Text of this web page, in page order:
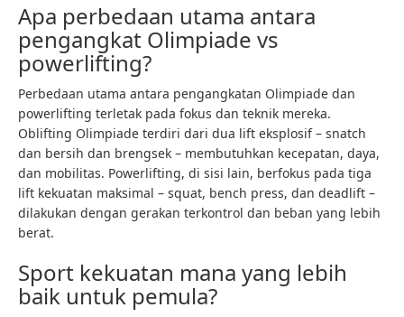
Apa perbedaan utama antara
pengangkat Olimpiade vs
powerlifting?
Perbedaan utama antara pengangkatan Olimpiade dan
powerlifting terletak pada fokus dan teknik mereka.
Oblifting Olimpiade terdiri dari dua lift eksplosif – snatch
dan bersih dan brengsek – membutuhkan kecepatan, daya,
dan mobilitas. Powerlifting, di sisi lain, berfokus pada tiga
lift kekuatan maksimal – squat, bench press, dan deadlift –
dilakukan dengan gerakan terkontrol dan beban yang lebih
berat.
Sport kekuatan mana yang lebih
baik untuk pemula?